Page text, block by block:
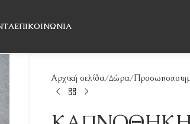
ΕΠΙΚΟΙΝΩΝΊΑ
Αρχική σελίδα Δώρα